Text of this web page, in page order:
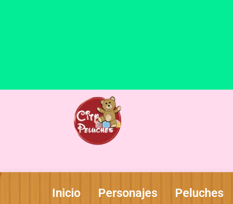
Inicio Personajes Peluches